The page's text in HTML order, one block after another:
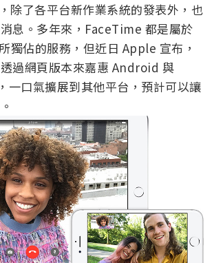
除了各平台新作業系統的發表外，也
息。多年來，FaceTime 都是屬於
獨佔的服務，但近日 Apple 宣布，
過網頁版本來嘉惠 Android 與
一口氣擴展到其他平台，預計可以讓